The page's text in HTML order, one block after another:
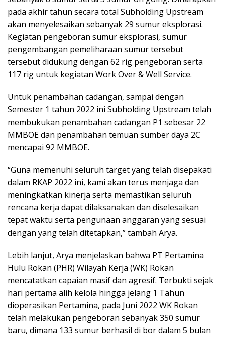
pada akhir tahun secara total Subholding Upstream
akan menyelesaikan sebanyak 29 sumur eksplorasi.
Kegiatan pengeboran sumur eksplorasi, sumur
pengembangan pemeliharaan sumur tersebut
tersebut didukung dengan 62 rig pengeboran serta
117 rig untuk kegiatan Work Over & Well Service.
Untuk penambahan cadangan, sampai dengan
Semester 1 tahun 2022 ini Subholding Upstream telah
membukukan penambahan cadangan P1 sebesar 22
MMBOE dan penambahan temuan sumber daya 2C
mencapai 92 MMBOE.
“Guna memenuhi seluruh target yang telah disepakati
dalam RKAP 2022 ini, kami akan terus menjaga dan
meningkatkan kinerja serta memastikan seluruh
rencana kerja dapat dilaksanakan dan diselesaikan
tepat waktu serta pengunaan anggaran yang sesuai
dengan yang telah ditetapkan,” tambah Arya.
Lebih lanjut, Arya menjelaskan bahwa PT Pertamina
Hulu Rokan (PHR) Wilayah Kerja (WK) Rokan
mencatatkan capaian masif dan agresif. Terbukti sejak
hari pertama alih kelola hingga jelang 1 Tahun
dioperasikan Pertamina, pada Juni 2022 WK Rokan
telah melakukan pengeboran sebanyak 350 sumur
baru, dimana 133 sumur berhasil di bor dalam 5 bulan